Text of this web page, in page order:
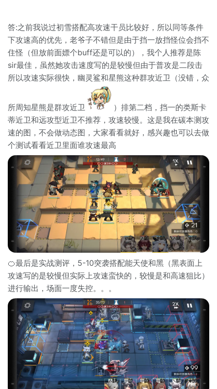
答:之前我说过初雪搭配高攻速干员比较好，所以同等条件
下攻速高的优先，老爷子不错但是由于挡一放挡怪位会挡不
住怪（但放前面嫖个buff还是可以的），我个人推荐是陈
sir最佳，虽然她攻击速度写的是较慢但由于普攻是二段击
所以攻速实际很快，幽灵鲨和星熊这种群攻近卫（没错，众
所周知星熊是群攻近卫
）排第二档，挡一的类斯卡
蒂近卫和远攻型近卫不推荐，攻速较慢。这是我在碳本测攻
速的图，不会做动态图，大家看看就好，感兴趣也可以去做
个测试看看近卫里面谁攻速最高
🍊最后是实战测评，5-10突袭搭配能天使和黑（黑表面上
攻速写的是较慢但实际上攻速蛮快的，较慢是和高速狙比）
进行输出，场面一度失控。。。